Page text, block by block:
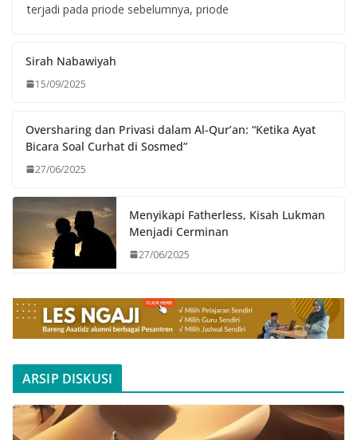
terjadi pada priode sebelumnya, priode
Sirah Nabawiyah
15/09/2025
Oversharing dan Privasi dalam Al-Qur’an: “Ketika Ayat
Bicara Soal Curhat di Sosmed”
27/06/2025
Menyikapi Fatherless, Kisah Lukman
Menjadi Cerminan
27/06/2025
ARSIP DISKUSI